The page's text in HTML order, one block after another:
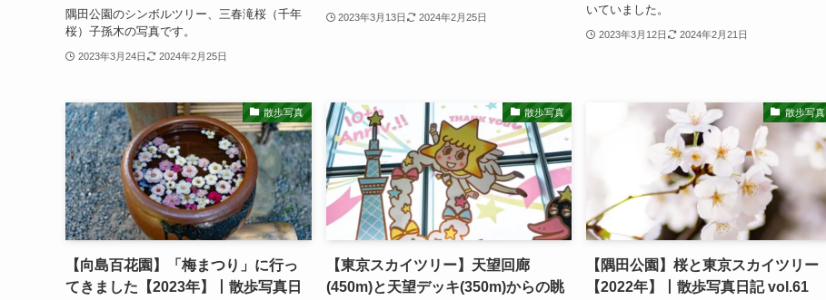
隅田公園のシンボルツリー、三春滝桜（千年
桜）子孫木の写真です。
2023年3月24日 2024年2月25日
2023年3月13日 2024年2月25日
いていました。
2023年3月12日 2024年2月21日
散歩写真
【向島百花園】「梅まつり」に行っ
てきました【2023年】丨散歩写真日
散歩写真
【東京スカイツリー】天望回廊
(450m)と天望デッキ(350m)からの眺
散歩写真
【隅田公園】桜と東京スカイツリー
【2022年】丨散歩写真日記 vol.61